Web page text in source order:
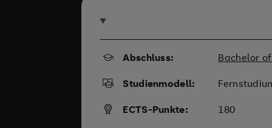
Abschluss: Bachelor
Studienmodell:
ECTS-Punkte:
180